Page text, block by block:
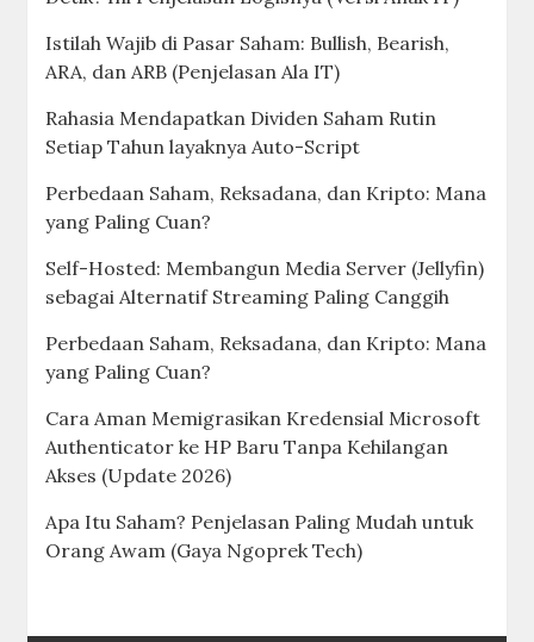
Istilah Wajib di Pasar Saham: Bullish, Bearish,
ARA, dan ARB (Penjelasan Ala IT)
Rahasia Mendapatkan Dividen Saham Rutin
Setiap Tahun layaknya Auto-Script
Perbedaan Saham, Reksadana, dan Kripto: Mana
yang Paling Cuan?
Self-Hosted: Membangun Media Server (Jellyfin)
sebagai Alternatif Streaming Paling Canggih
Perbedaan Saham, Reksadana, dan Kripto: Mana
yang Paling Cuan?
Cara Aman Memigrasikan Kredensial Microsoft
Authenticator ke HP Baru Tanpa Kehilangan
Akses (Update 2026)
Apa Itu Saham? Penjelasan Paling Mudah untuk
Orang Awam (Gaya Ngoprek Tech)